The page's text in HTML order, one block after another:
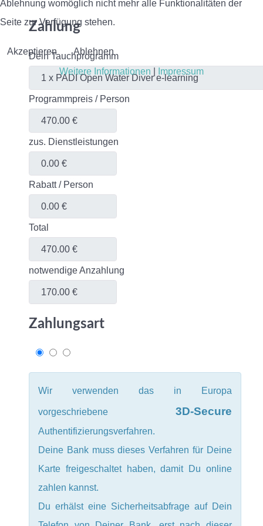
Zahlung
Dein Tauchprogramm
Programmpreis / Person
zus. Dienstleistungen
Rabatt / Person
Total
notwendige Anzahlung
Zahlungsart
Wir verwenden das in Europa
vorgeschriebene 3D-Secure
Authentifizierungsverfahren.
Deine Bank muss dieses Verfahren für Deine
Karte freigeschaltet haben, damit Du online
zahlen kannst.
Du erhälst eine Sicherheitsabfrage auf Dein
Ablehnung womöglich nicht mehr alle Funktionalitäten der
Seite zur Verfügung stehen.
Akzeptieren
Ablehnen
Weitere Informationen
Impressum